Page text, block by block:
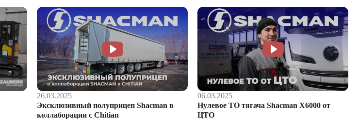
26.03.2025
Эксклюзивный полуприцеп Shacman в
коллаборации с Chitian
06.03.2025
Нулевое ТО тягача Shacman Х6000 от
ЦТО